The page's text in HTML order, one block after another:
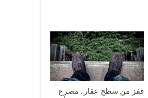
قفز من سطح عقار.. مصرع